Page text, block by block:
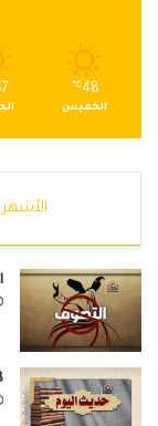
48
℃
الخميس
الأشهر